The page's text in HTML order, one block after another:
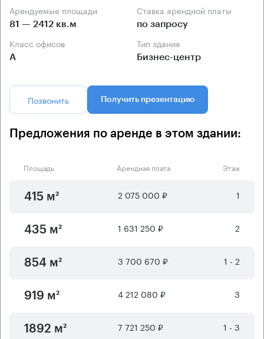
Арендуемые площади
81 — 2412 кв.м
Ставка арендной платы
по запросу
Класс офисов
А
Тип здания
Бизнес-центр
Позвонить Получить презентацию
Предложения по аренде в этом здании:
Площадь Арендная плата Этаж
415 м² 2 075 000 ₽ 1
435 м² 1 631 250 ₽ 2
854 м² 3 700 670 ₽ 1 - 2
919 м² 4 212 080 ₽ 3
1892 м² 7 721 250 ₽ 1 - 3